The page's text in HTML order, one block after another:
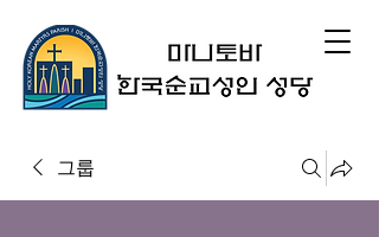
그룹